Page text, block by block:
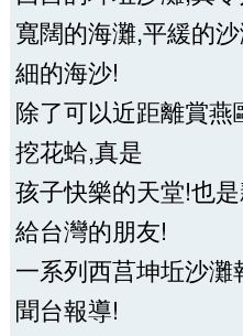
寬闊的海灘,平緩的
細的海沙!
除了可以近距離賞
挖花蛤,真是
孩子快樂的天堂!也
給台灣的朋友!
一系列西莒坤坵沙
聞台報導!